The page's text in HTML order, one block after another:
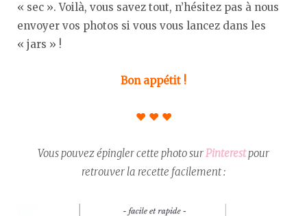
« sec ». Voilà, vous savez tout, n’hésitez pas à nous
envoyer vos photos si vous vous lancez dans les
« jars » !
Bon appétit !
♥︎ ♥︎ ♥︎
Vous pouvez épingler cette photo surPinterestpour
retrouver la recette facilement :